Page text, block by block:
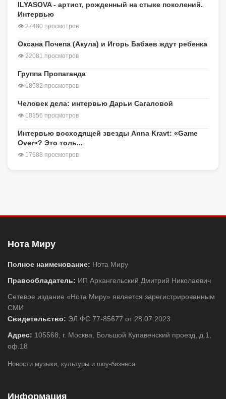
ILYASOVA - артист, рожденный на стыке поколений.
Интервью
👁 27480 просмотров
Оксана Почепа (Акула) и Игорь Бабаев ждут ребенка
👁 22081 просмотров
Группа Пропаганда
👁 18582 просмотров
Человек дела: интервью Дарьи Сагаловой
👁 18356 просмотров
Интервью восходящей звезды Anna Kravt: «Game
Over»? Это толь...
👁 17688 просмотров
Нота Миру
Полное наименование: Нота Миру
Правообладатель: ИП Архангельский Дмитрий Николаевич
Сетевое издание «Нота Миру» является зарегистрированным
СМИ
Свидетельство: ЭЛ ФС 77-85677 от 28.07.2023
Адрес: 105568, г. Москва, Большой Купавенский проезд, д.1,
оф.18
Новости музыки, культуры и шоу-бизнеса
Информация